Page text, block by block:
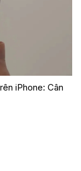
iPhone: Cân